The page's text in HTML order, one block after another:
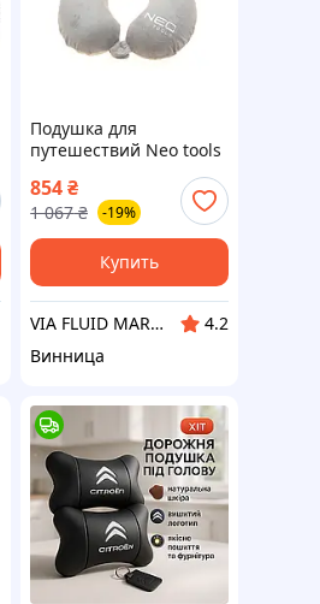
Подушка для
путешествий Neo tools
(30x30x10) (серая)
854₴
1 067 ₴ -19%
Купить
VIA FLUID MARKET
4.2
Винница